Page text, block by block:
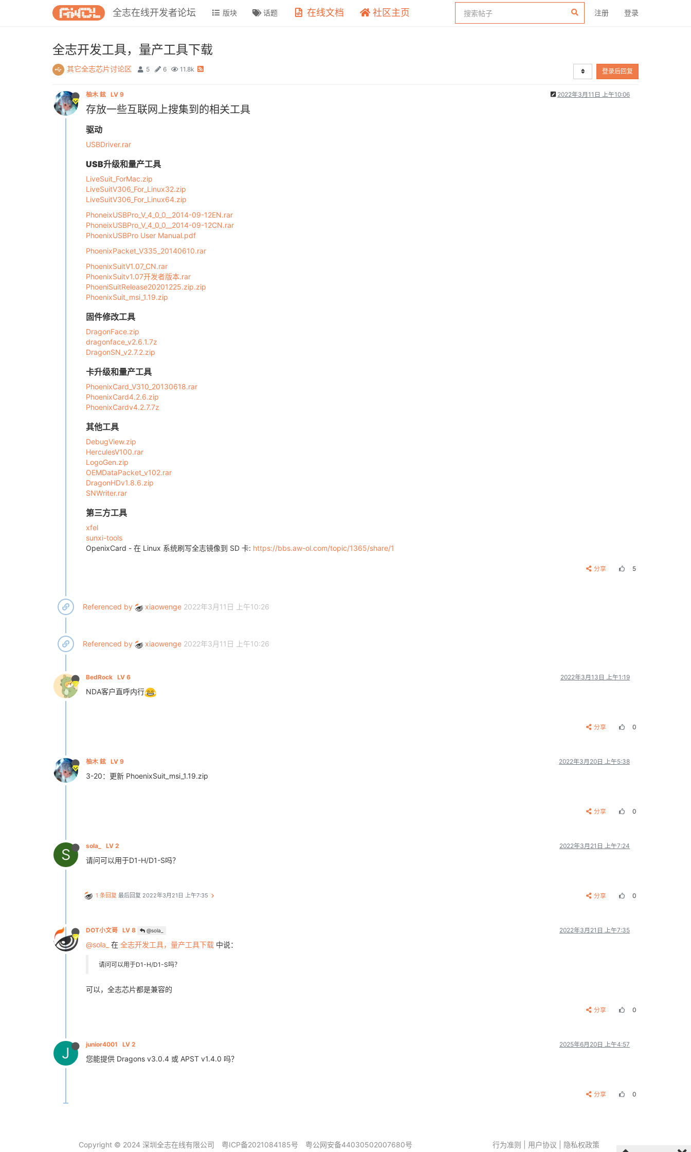
全志在线开发者论坛 注册 登录
版块 话题 在线文档 社区主页
全志开发工具，量产工具下载
其它全志芯片讨论区 5 6 11.8k 登录后回复
柚木 鉉 LV 9 2022年3月11日 上午10:06
存放一些互联网上搜集到的相关工具
驱动
USBDriver.rar
USB升级和量产工具
LiveSuit_ForMac.zip
LiveSuitV306_For_Linux32.zip
LiveSuitV306_For_Linux64.zip
PhoneixUSBPro_V_4_0_0__2014-09-12EN.rar
PhoneixUSBPro_V_4_0_0__2014-09-12CN.rar
PhoenixUSBPro User Manual.pdf
PhoenixPacket_V335_20140610.rar
PhoenixSuitV1.07_CN.rar
PhoenixSuitv1.07开发者版本.rar
PhoeniSuitRelease20201225.zip.zip
PhoenixSuit_msi_1.19.zip
固件修改工具
DragonFace.zip
dragonface_v2.6.1.7z
DragonSN_v2.7.2.zip
卡升级和量产工具
PhoenixCard_V310_20130618.rar
PhoenixCard4.2.6.zip
PhoenixCardv4.2.7.7z
其他工具
DebugView.zip
HerculesV100.rar
LogoGen.zip
OEMDataPacket_v102.rar
DragonHDv1.8.6.zip
SNWriter.rar
第三方工具
xfel
sunxi-tools
OpenixCard - 在 Linux 系统刷写全志镜像到 SD 卡: https://bbs.aw-ol.com/topic/1365/share/1
分享 5
Referenced by xiaowenge 2022年3月11日 上午10:26
Referenced by xiaowenge 2022年3月11日 上午10:26
BedRock LV 6 2022年3月13日 上午1:19
NDA客户直呼内行
分享 0
柚木 鉉 LV 9 2022年3月20日 上午5:38
3-20：更新 PhoenixSuit_msi_1.19.zip
分享 0
S sola_ LV 2 2022年3月21日 上午7:24
请问可以用于D1-H/D1-S吗？
1 条回复 最后回复 2022年3月21日 上午7:35 分享 0
DOT小文哥 LV 8 @sola_ 2022年3月21日 上午7:35
@sola_ 在 全志开发工具，量产工具下载 中说：
请问可以用于D1-H/D1-S吗？
可以，全志芯片都是兼容的
分享 0
J junior4001 LV 2 2025年6月20日 上午4:57
您能提供 Dragons v3.0.4 或 APST v1.4.0 吗？
分享 0
Copyright © 2024 深圳全志在线有限公司 粤ICP备2021084185号 粤公网安备44030502007680号 行为准则 用户协议 隐私权政策